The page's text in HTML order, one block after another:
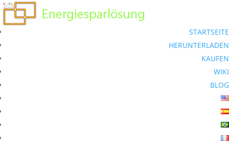
STARTSEITE
HERUNTERLADEN
KAUFEN
WIKI
BLOG